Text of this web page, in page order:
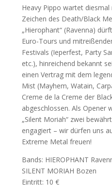
Heavy Pippo wartet
Zeichen des Death/Black
„Hierophant“ (Ravenna)
Euro-Tours und
Festivals (Ieperfest, Party
etc.), hinreichend bekannt
einen Vertrag mit dem
Mist (Mayhem, Watain,
Creme de la Creme der
abgeschlossen. Als Opener
„Silent Moriah“ zwei
engagiert – wir dürfen uns
Extreme Metal freuen!
Bands: HIEROPHANT
SILENT MORIAH Bozen
Eintritt: 10 €